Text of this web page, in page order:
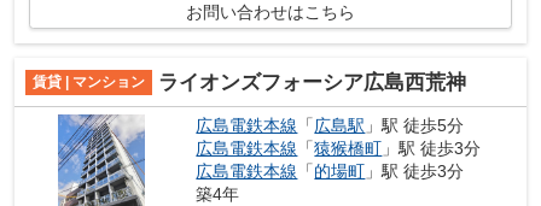
お問い合わせはこちら
賃貸 | マンション ライオンズフォーシア広島西荒神
広島電鉄本線 「広島駅 」駅 徒歩5分
広島電鉄本線 「猿猴橋町 」駅 徒歩3分
広島電鉄本線 「的場町 」駅 徒歩3分
築4年